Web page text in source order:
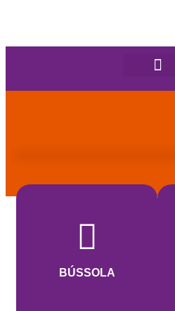
BÚSSOLA